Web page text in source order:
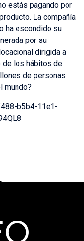
estás pagando por
La compañía
ha escondido su
por su
dirigida a
de los hábitos de
de personas
mundo?
b5b4-11e1-